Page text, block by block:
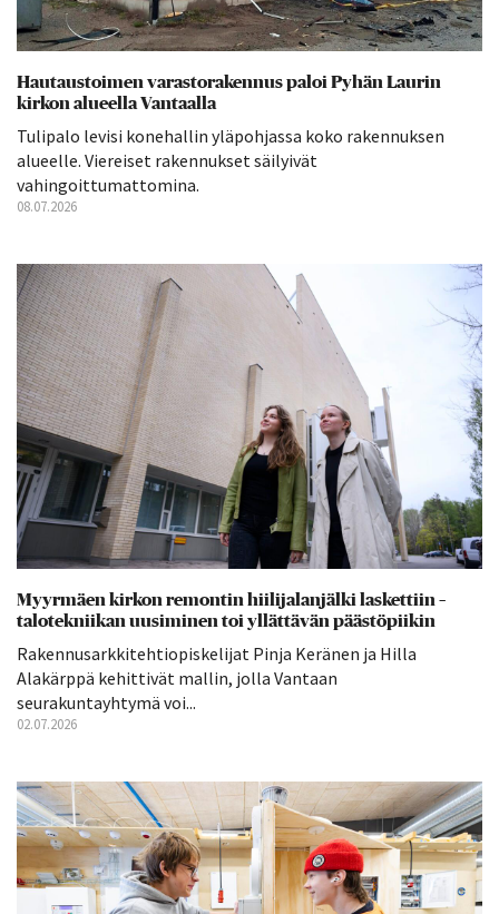
Hautaustoimen varastorakennus paloi Pyhän Laurin
kirkon alueella Vantaalla
Tulipalo levisi konehallin yläpohjassa koko rakennuksen
alueelle. Viereiset rakennukset säilyivät
vahingoittumattomina.
08.07.2026
Myyrmäen kirkon remontin hiilijalanjälki laskettiin –
talotekniikan uusiminen toi yllättävän päästöpiikin
Rakennusarkkitehtiopiskelijat Pinja Keränen ja Hilla
Alakärppä kehittivät mallin, jolla Vantaan
seurakuntayhtymä voi...
02.07.2026